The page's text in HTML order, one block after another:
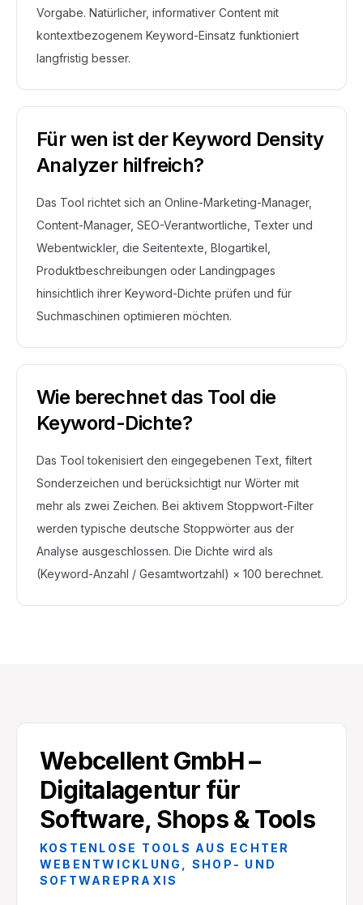
Vorgabe. Natürlicher, informativer Content mit
kontextbezogenem Keyword-Einsatz funktioniert
langfristig besser.
Für wen ist der Keyword Density
Analyzer hilfreich?
Das Tool richtet sich an Online-Marketing-Manager,
Content-Manager, SEO-Verantwortliche, Texter und
Webentwickler, die Seitentexte, Blogartikel,
Produktbeschreibungen oder Landingpages
hinsichtlich ihrer Keyword-Dichte prüfen und für
Suchmaschinen optimieren möchten.
Wie berechnet das Tool die
Keyword-Dichte?
Das Tool tokenisiert den eingegebenen Text, filtert
Sonderzeichen und berücksichtigt nur Wörter mit
mehr als zwei Zeichen. Bei aktivem Stoppwort-Filter
werden typische deutsche Stoppwörter aus der
Analyse ausgeschlossen. Die Dichte wird als
(Keyword-Anzahl / Gesamtwortzahl) × 100 berechnet.
Webcellent GmbH –
Digitalagentur für
Software, Shops & Tools
KOSTENLOSE TOOLS AUS ECHTER
WEBENTWICKLUNG, SHOP- UND
SOFTWAREPRAXIS